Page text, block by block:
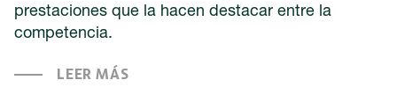
prestaciones que la hacen destacar entre la
competencia.
LEER MÁS